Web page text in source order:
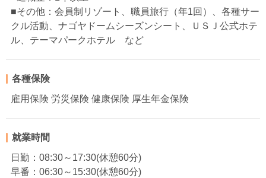
■その他：会員制リゾート、職員旅行（年1回）、各種サー
クル活動、ナゴヤドームシーズンシート、ＵＳＪ公式ホテ
ル、テーマパークホテル など
各種保険
雇用保険 労災保険 健康保険 厚生年金保険
就業時間
日勤：08:30～17:30(休憩60分)
早番：06:30～15:30(休憩60分)